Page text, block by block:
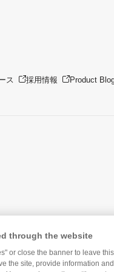
ス 採用情報 Product
through the website
or close the banner to leave
the site, provide information